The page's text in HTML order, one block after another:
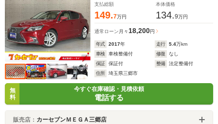
支払総額
149.7万円
本体価格
134.9万円
通常ローン 月々18,200円
年式 2017年 走行 5.4万km
車検
車検整備付 修復
なし
保証
保証付 整備
法定整備付
住所
埼玉県三郷市
無
料
今すぐ在庫確認・見積依頼
電話する
販売店： カーセブンＭＥＧＡ三郷店